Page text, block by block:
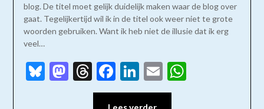
blog. De titel moet gelijk duidelijk maken waar de blog over
gaat. Tegelijkertijd wil ik in de titel ook weer niet te grote
woorden gebruiken. Want ik heb niet de illusie dat ik erg
veel…
Bluesky
Mastodon
Threads
Facebook
LinkedIn
Email